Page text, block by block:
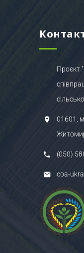
Проєкт
01601,
(050)
coa-